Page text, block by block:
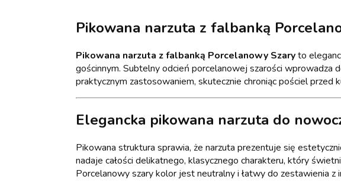
Pikowana narzuta z falbanką
Pikowana narzuta z falbanką Porcelanowy Szaryto
gościnnym. Subtelny odcień porcelanowej szarości wprowadza
praktycznym zastosowaniem, skutecznie chroniąc pościel przed
Elegancka pikowana narzuta do
Pikowana struktura sprawia, że narzuta prezentuje się
nadaje całości delikatnego, klasycznego charakteru, który
Porcelanowy szary kolor jest neutralny i łatwy do zestawienia z